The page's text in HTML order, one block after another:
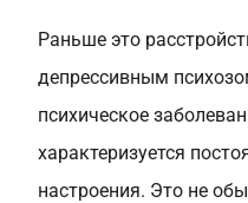
Раньше это
депрессивным
психическое
характеризуется
настроения. Это не